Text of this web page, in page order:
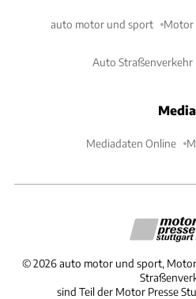
auto motor und sport Motor
Auto Straßenverkehr
Media
Mediadaten Online
©2026 auto motor und sport,
sind Teil der Motor Presse